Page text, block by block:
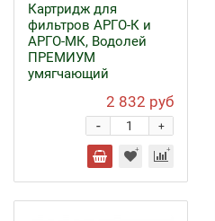
Картридж для
фильтров АРГО-К и
АРГО-МК, Водолей
ПРЕМИУМ
умягчающий
2 832 руб
+
-